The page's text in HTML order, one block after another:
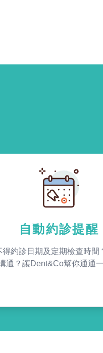
自動約診提醒
得約診日期及定期檢查時間
通？讓Dent&Co幫你通通一